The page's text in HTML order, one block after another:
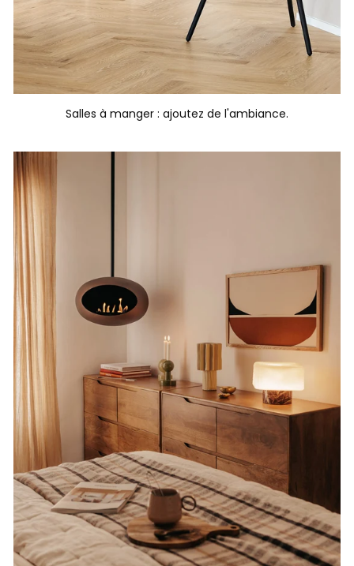
Salles à manger : ajoutez de l'ambiance.